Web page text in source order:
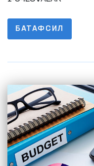
маълумотларни
тўғрисидаги
БАТАФСИЛ